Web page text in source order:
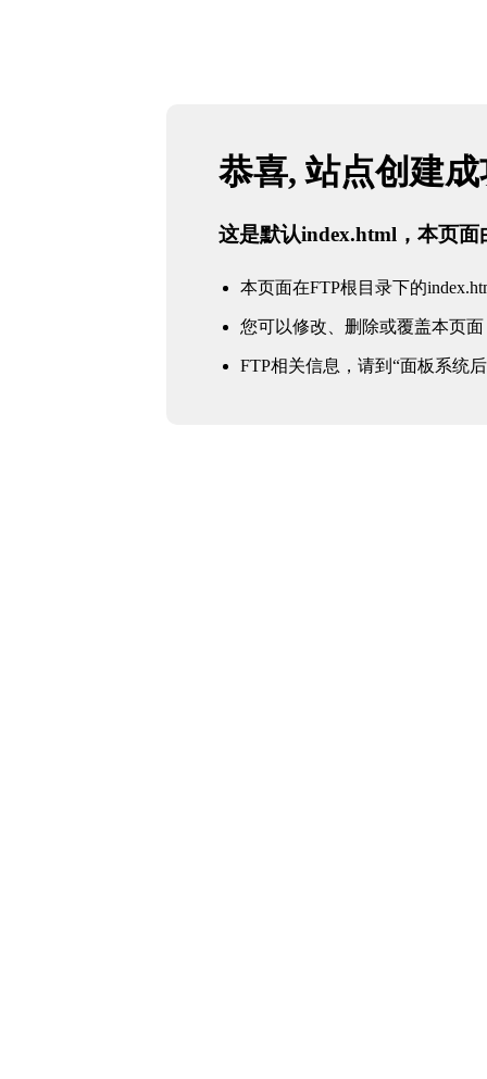
恭喜, 站点创建
这是默认index.html，本页面
本页面在FTP根目录下的
您可以修改、删除或覆盖本页面
FTP相关信息，请到“面板系统